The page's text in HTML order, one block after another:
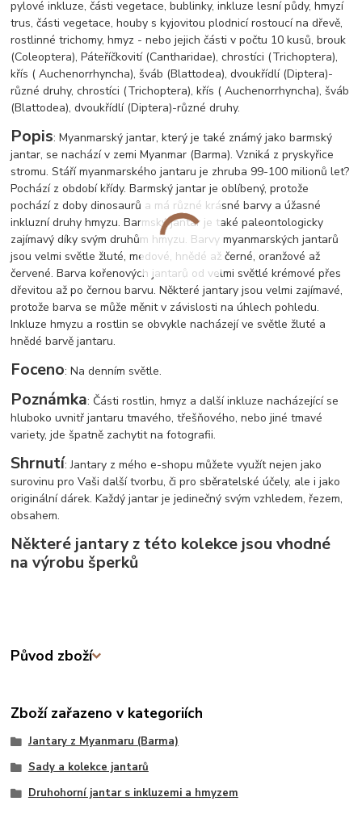
pylové inkluze, části vegetace, bublinky, inkluze lesní půdy, hmyzí
trus, části vegetace, houby s kyjovitou plodnicí rostoucí na dřevě,
rostlinné trichomy, hmyz - nebo jejich části v počtu 10 kusů, brouk
(Coleoptera), Páteříčkovití (Cantharidae), chrostíci (Trichoptera),
křís ( Auchenorrhyncha), šváb (Blattodea), dvoukřídlí (Diptera)-
různé druhy,chrostíci (Trichoptera), křís ( Auchenorrhyncha), šváb
(Blattodea), dvoukřídlí (Diptera)-různé druhy.
Popis: Myanmarský jantar, který je také známý jako barmský
jantar, se nachází v zemi Myanmar (Barma). Vzniká z pryskyřice
stromu. Stáří myanmarského jantaru je zhruba 99-100 milionů let?
Pochází z období křídy. Barmský jantar je oblíbený, protože
pochází z doby dinosaurů a má různé krásné barvy a úžasné
inkluzní druhy hmyzu. Barmský jantar je také paleontologicky
zajímavý díky svým druhům hmyzu. Barvy myanmarských jantarů
jsou velmi světle žluté, medové, hnědé až černé, oranžové až
červené. Barva kořenových jantarů od velmi světlé krémové přes
dřevitou až po černou barvu. Některé jantary jsou velmi zajímavé,
protože barva se může měnit v závislosti na úhlech pohledu.
Inkluze hmyzu a rostlin se obvykle nacházejí ve světle žluté a
hnědé barvě jantaru.
Foceno: Na denním světle.
Poznámka: Části rostlin, hmyz a další inkluze nacházející se
hluboko uvnitř jantaru tmavého, třešňového, nebo jiné tmavé
variety, jde špatně zachytit na fotografii.
Shrnutí: Jantary z mého e-shopu můžete využít nejen jako
surovinu pro Vaši další tvorbu, či pro sběratelské účely, ale i jako
originální dárek. Každý jantar je jedinečný svým vzhledem, řezem,
obsahem.
Některé jantary z této kolekce jsou vhodné
na výrobu šperků
Původ zboží
Zboží zařazeno v kategoriích
Jantary z Myanmaru (Barma)
Sady a kolekce jantarů
Druhohorní jantar s inkluzemi a hmyzem